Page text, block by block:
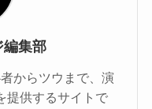
編集部
からツウまで、演
提供するサイトで